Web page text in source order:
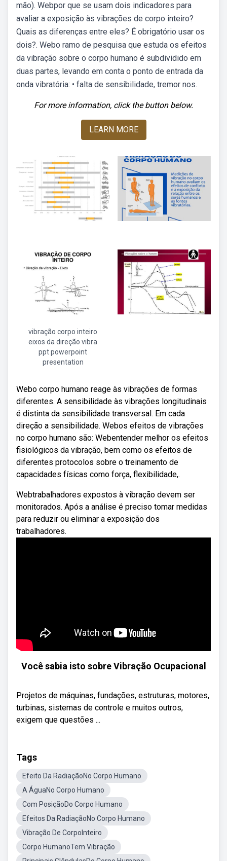
mão). Webpor que se usam dois indicadores para
avaliar a exposição às vibrações de corpo inteiro?
Quais as diferenças entre eles? É obrigatório usar os
dois?. Webo ramo de pesquisa que estuda os efeitos
da vibração sobre o corpo humano é subdividido em
duas partes, levando em conta o ponto de entrada da
onda vibratória: • falta de sensibilidade, tremor nos.
For more information, click the button below.
LEARN MORE
vibração corpo inteiro
eixos da direção vibra
ppt powerpoint
presentation
Webo corpo humano reage às vibrações de formas
diferentes. A sensibilidade às vibrações longitudinais
é distinta da sensibilidade transversal. Em cada
direção a sensibilidade. Webos efeitos de vibrações
no corpo humano são: Webentender melhor os efeitos
fisiológicos da vibração, bem como os efeitos de
diferentes protocolos sobre o treinamento de
capacidades físicas como força, flexibilidade,.
Webtrabalhadores expostos à vibração devem ser
monitorados. Após a análise é preciso tomar medidas
para reduzir ou eliminar a exposição dos
trabalhadores.
Você sabia isto sobre Vibração Ocupacional
Projetos de máquinas, fundações, estruturas, motores,
turbinas, sistemas de controle e muitos outros,
exigem que questões ...
Tags
Efeito Da RadiaçãoNo Corpo Humano
A ÁguaNo Corpo Humano
Com PosiçãoDo Corpo Humano
Efeitos Da RadiaçãoNo Corpo Humano
Vibração De CorpoInteiro
Corpo HumanoTem Vibração